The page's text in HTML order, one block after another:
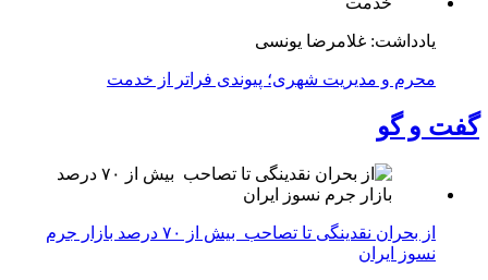
یادداشت: غلامرضا یونسی
محرم و مدیریت شهری؛ پیوندی فراتر از خدمت
گفت و گو
از بحران نقدینگی تا تصاحب بیش از ۷۰ درصد بازار جرم
نسوز ایران